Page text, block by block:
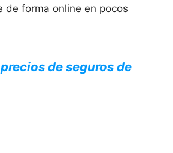
de forma online en pocos
de seguros de